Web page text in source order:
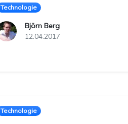
Technologie
Björn Berg
12.04.2017
Technologie